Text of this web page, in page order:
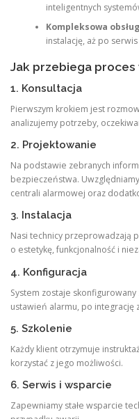
inteligentnych
Kompleksowa
instalację, aż po
Jak przebiega proces
1. Konsultacja
Pierwszym krokiem jest
analizujemy potrzeby,
2. Projektowanie
Na podstawie zebranych
bezpieczeństwa.
centrali alarmowej oraz
3. Instalacja
Nasi technicy przeprowadzają
o estetykę, funkcjonalność i
4. Konfiguracja
System zostaje
ustawień alarmu, po integrację
5. Szkolenie
Każdy klient otrzymuje
korzystać z jego możliwości.
6. Serwis i wsparcie
Zapewniamy stałe wsparcie